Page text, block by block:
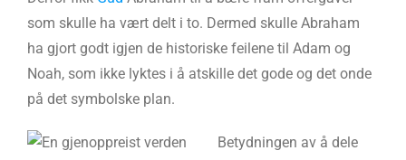
som skulle ha vært delt i to. Dermed skulle Abraham
ha gjort godt igjen de historiske feilene til Adam og
Noah, som ikke lyktes i å atskille det gode og det onde
på det symbolske plan.
Betydningen av å dele